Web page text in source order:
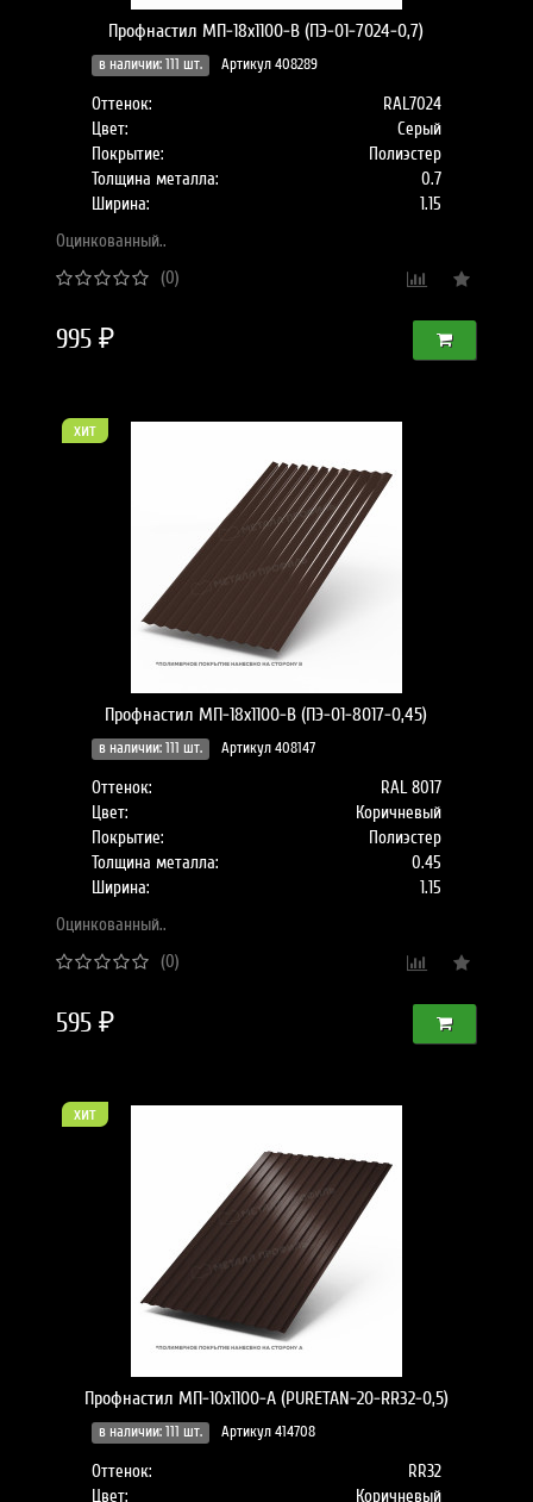
Профнастил МП-18x1100-B (ПЭ-01-7024-0,7)
в наличии: 111 шт. Артикул 408289
Оттенок:
RAL7024
Цвет:
Серый
Покрытие:
Полиэстер
Толщина металла:
0.7
Ширина:
1.15
Оцинкованный..
(0)
995 ₽
хит
Профнастил МП-18x1100-B (ПЭ-01-8017-0,45)
в наличии: 111 шт. Артикул 408147
Оттенок:
RAL 8017
Цвет:
Коричневый
Покрытие:
Полиэстер
Толщина металла:
0.45
Ширина:
1.15
Оцинкованный..
(0)
595 ₽
хит
Профнастил МП-10x1100-A (PURETAN-20-RR32-0,5)
в наличии: 111 шт. Артикул 414708
Оттенок:
RR32
Цвет:
Коричневый